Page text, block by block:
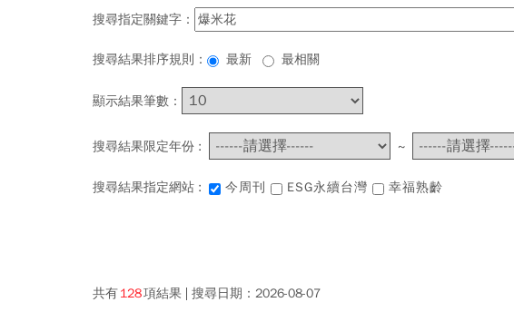
搜尋指定關鍵字：
搜尋結果排序規則： 最新 最相關
顯示結果筆數：
搜尋結果限定年份 : ~
搜尋結果指定網站 : 今周刊 ESG永續台灣 幸福熟齡
共有128項結果 搜尋日期： 2026-08-07